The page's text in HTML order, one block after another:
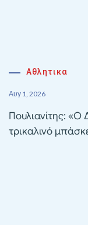
Αθλητικα
Αυγ 1, 2026
Πουλιανίτης: «Ο
τρικαλινό